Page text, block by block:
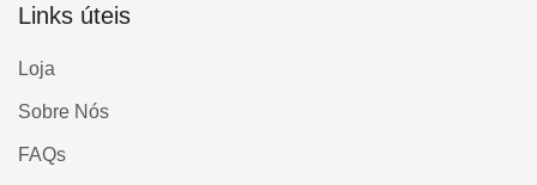
Links úteis
Loja
Sobre Nós
FAQs